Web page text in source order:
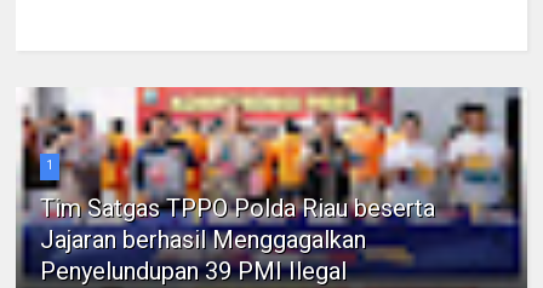
1
Tim Satgas TPPO Polda Riau beserta
Jajaran berhasil Menggagalkan
Penyelundupan 39 PMI Ilegal